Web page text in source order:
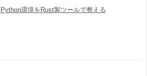
Python環境をRust製ツールで整える